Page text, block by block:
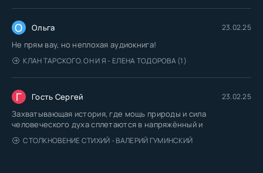
О Ольга 23.02.25
Не прям вау, но неплохая аудиокнига!
КЛАН ТАРСКОГО. ОН И Я - ЕЛЕНА ТОДОРОВА (1)
Г Гость Сергей 23.02.25
Захватывающая история, где мощь природы и сила
человеческого духа сплетаются в напряжённый и
СТОЛКНОВЕНИЕ СТИХИЙ - ВАЛЕРИЙ ГУМИНСКИЙ